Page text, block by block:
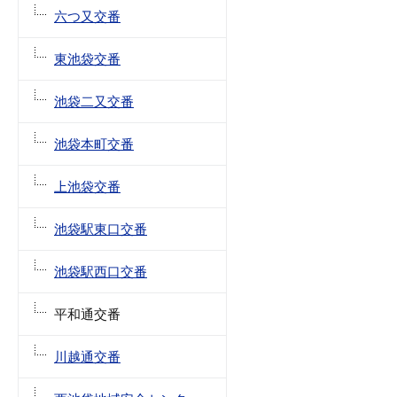
六つ又交番
東池袋交番
池袋二又交番
池袋本町交番
上池袋交番
池袋駅東口交番
池袋駅西口交番
平和通交番
川越通交番